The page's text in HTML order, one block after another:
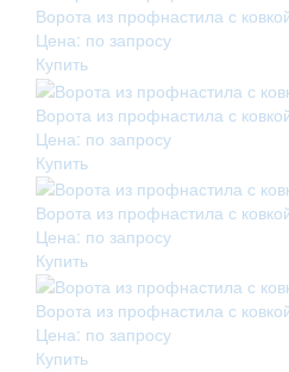
Ворота из профнастила с
Цена: по запросу
Купить
Ворота из профнастила с
Цена: по запросу
Купить
Ворота из профнастила с
Цена: по запросу
Купить
Ворота из профнастила с
Цена: по запросу
Купить